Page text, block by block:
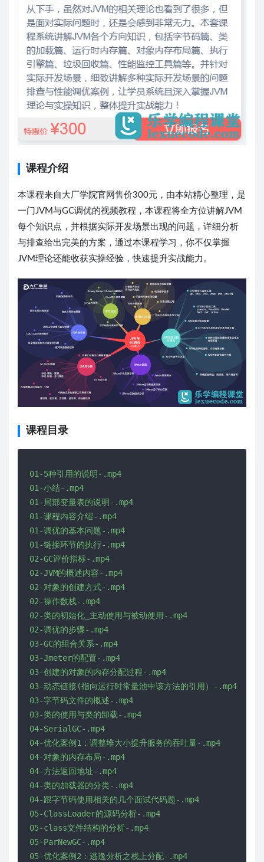
课程介绍
本课程来自大厂学院官网售价300元，由本站精心整理，是
一门JVM与GC调优的视频教程，本课程将全方位讲解JVM
每个知识点，并根据实际开发场景出现的问题，详细分析
与排查给出完美的方案，通过本课程学习，你不仅掌握
JVM理论还能收获实操经验，快速提升实战能力。
课程目录
01-5种引用的说明-.mp4
01-小结-.mp4
01-局部变量表的说明-.mp4
01-课程内容介绍-.mp4
01-调优的基本问题-.mp4
01-链接环节的执行-.mp4
02-GC评价指标-.mp4
02-JVM的概述内容-.mp4
02-对象的创建方式-.mp4
02-操作数栈-.mp4
02-类的初始化_主动使用与被动使用-.mp4
02-调优的步骤-.mp4
03-GC的组合关系-.mp4
03-Jmeter的配置-.mp4
03-创建的对象的内存分配过程-.mp4
03-动态链接(指向运行时常量池中该方法的引用）-.mp4
03-字节码文件的概述-.mp4
03-类的使用与类的卸载-.mp4
04-SerialGC-.mp4
04-优化案例1：调整堆大小提升服务的吞吐量-.mp4
04-对象的内存布局-.mp4
04-方法返回地址-.mp4
04-类的加载器的分类-.mp4
04-跟字节码使用相关的几个面试代码题-.mp4
05-ClassLoader的源码分析-.mp4
05-class文件结构的分析-.mp4
05-ParNewGC-.mp4
05-优化案例2：逃逸分析之栈上分配-.mp4